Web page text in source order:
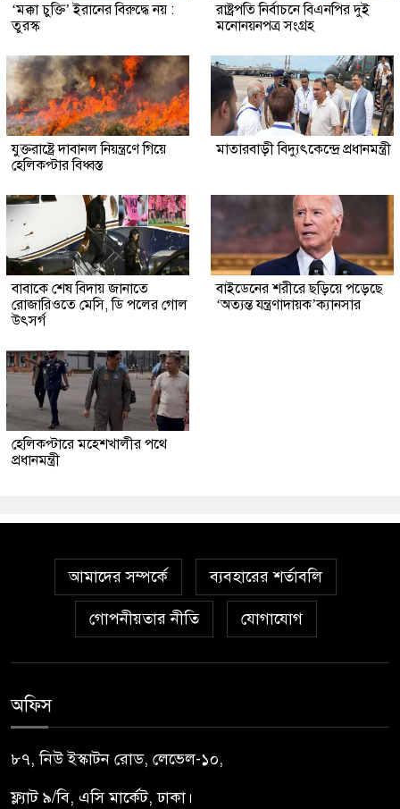
‘মক্কা চুক্তি’ ইরানের বিরুদ্ধে নয় :
তুরস্ক
রাষ্ট্রপতি নির্বাচনে বিএনপির দুই
মনোনয়নপত্র সংগ্রহ
যুক্তরাষ্ট্রে দাবানল নিয়ন্ত্রণে গিয়ে
হেলিকপ্টার বিধ্বস্ত
মাতারবাড়ী বিদ্যুৎকেন্দ্রে প্রধানমন্ত্রী
বাবাকে শেষ বিদায় জানাতে
রোজারিওতে মেসি, ডি পলের গোল
উৎসর্গ
বাইডেনের শরীরে ছড়িয়ে পড়েছে
‘অত্যন্ত যন্ত্রণাদায়ক’ক্যানসার
হেলিকপ্টারে মহেশখালীর পথে
প্রধানমন্ত্রী
আমাদের সম্পর্কে ব্যবহারের শর্তাবলি
গোপনীয়তার নীতি যোগাযোগ
অফিস
৮৭, নিউ ইস্কাটন রোড, লেভেল-১০,
ফ্ল্যাট ৯/বি, এসি মার্কেট, ঢাকা।